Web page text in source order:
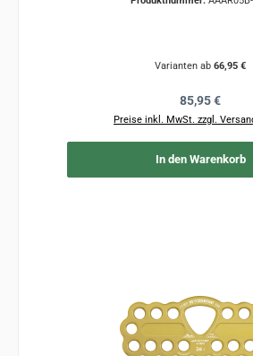
Varianten ab 66,95 €
Regulärer
85,95 €
Preise inkl. MwSt. zzgl.
In den Warenkorb